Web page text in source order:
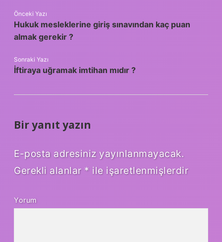
Önceki Yazı
Hukuk mesleklerine giriş sınavından kaç puan
almak gerekir ?
Sonraki Yazı
İftiraya uğramak imtihan mıdır ?
Bir yanıt yazın
E-posta adresiniz yayınlanmayacak.
Gerekli alanlar * ile işaretlenmişlerdir
Yorum